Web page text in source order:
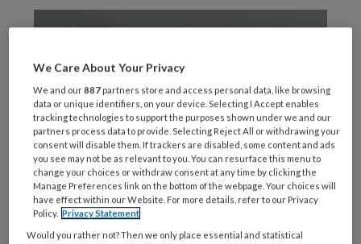
We Care About Your Privacy
We and our887 partners store and access personal data, like browsing
data or unique identifiers, on your device. Selecting I Accept enables
tracking technologies to support the purposes shown under we and our
partners process data to provide. Selecting Reject All or withdrawing your
consent will disable them. If trackers are disabled, some content and ads
you see may not be as relevant to you. You can resurface this menu to
change your choices or withdraw consent at any time by clicking the
Manage Preferences link on the bottom of the webpage. Your choices will
have effect within our Website. For more details, refer to our Privacy
Policy. Privacy Statement
Would you rather not? Then we only place essential and statistical